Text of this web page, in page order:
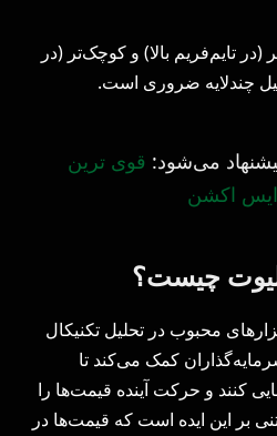
تایم‌فریم بالا) و کوچک‌تر (در
چندلایه ضروری است.
می‌شود: قوی ترین
اکشن
چیست؟
محبوب در تحلیل تکنیکال
کمک می‌کند تا
کنند و حرکت آینده قیمت‌ها را
بر این ایده است که قیمت‌ها در